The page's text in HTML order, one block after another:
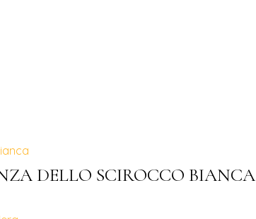
DELLO SCIROCCO BIANCA